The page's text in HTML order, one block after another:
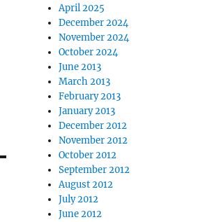
April 2025
December 2024
November 2024
October 2024
June 2013
March 2013
February 2013
January 2013
December 2012
November 2012
October 2012
September 2012
August 2012
July 2012
June 2012